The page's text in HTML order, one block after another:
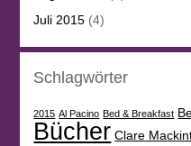
Juli 2015 (4)
Schlagwörter
2015 Al Pacino Bed & Breakfast
Bücher Clare